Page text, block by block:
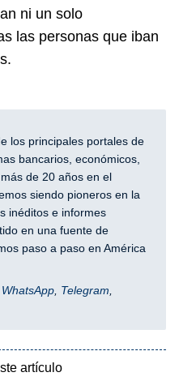
ni un solo
las personas que iban
los principales portales de
bancarios, económicos,
de 20 años en el
siendo pioneros en la
inéditos e informes
en una fuente de
paso a paso en América
Telegram
artículo